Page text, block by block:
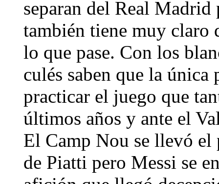
separan del Real
también tiene muy claro
lo que pase. Con los
culés saben que la
practicar el juego que
últimos años y ante el
El Camp Nou se llevó
de Piatti pero Messi se